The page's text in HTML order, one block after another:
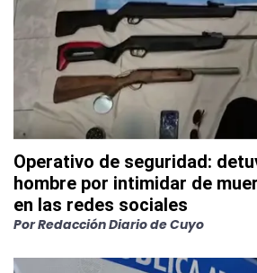
Operativo de seguridad:
hombre por intimidar de
en las redes sociales
PorRedacción Diario de Cuyo